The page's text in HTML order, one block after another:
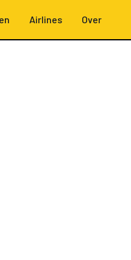
Airlines Over